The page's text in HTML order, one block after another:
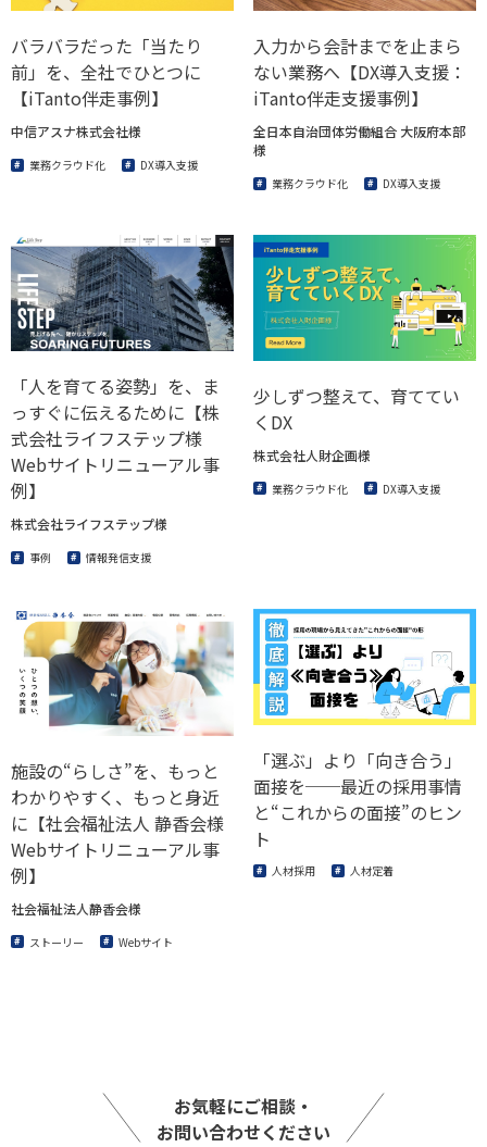
バラバラだった「当たり
前」を、全社でひとつに
【iTanto伴走事例】
中信アスナ株式会社様
業務クラウド化 DX導入支援
入力から会計までを止まら
ない業務へ【DX導入支援：
iTanto伴走支援事例】
全日本自治団体労働組合 大阪府本部
様
業務クラウド化 DX導入支援
「人を育てる姿勢」を、ま
っすぐに伝えるために【株
式会社ライフステップ様
Webサイトリニューアル事
例】
株式会社ライフステップ様
事例 情報発信支援
少しずつ整えて、育ててい
くDX
株式会社人財企画様
業務クラウド化 DX導入支援
施設の“らしさ”を、もっと
わかりやすく、もっと身近
に【社会福祉法人 静香会様
Webサイトリニューアル事
例】
社会福祉法人静香会様
ストーリー Webサイト
「選ぶ」より「向き合う」
面接を──最近の採用事情
と“これからの面接”のヒン
ト
人材採用 人材定着
お気軽にご相談・
お問い合わせください